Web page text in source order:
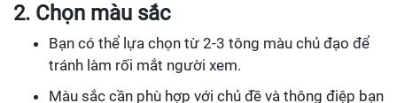
2. Chọn màu sắc
Bạn có thể lựa chọn từ 2-3 tông màu chủ đạo để
tránh làm rối mắt người xem.
Màu sắc cần phù hợp với chủ đề và thông điệp bạn